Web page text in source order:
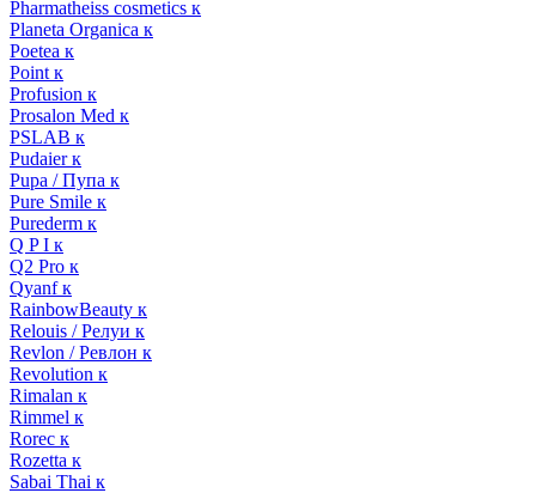
Pharmatheiss cosmetics к
Planeta Organica к
Poetea к
Point к
Profusion к
Prosalon Med к
PSLAB к
Pudaier к
Pupa / Пупа к
Pure Smile к
Purederm к
Q P I к
Q2 Pro к
Qyanf к
RainbowBeauty к
Relouis / Релуи к
Revlon / Ревлон к
Revolution к
Rimalan к
Rimmel к
Rorec к
Rozetta к
Sabai Thai к